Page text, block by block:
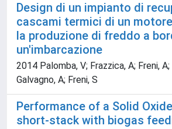
Design di un impianto di
cascami termici di un
la produzione di freddo a
un'imbarcazione
2014 Palomba, V; Frazzica, A; Freni, A;
Galvagno, A; Freni, S
Performance of a Solid Oxide
short-stack with biogas